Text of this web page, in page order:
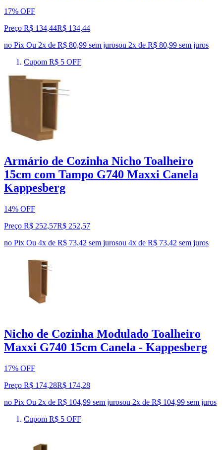
17% OFF
Preço R$ 134,44R$ 134,44
no Pix Ou 2x de R$ 80,99 sem jurosou 2x de R$ 80,99 sem juros
Cupom R$ 5 OFF
Armário de Cozinha Nicho Toalheiro
15cm com Tampo G740 Maxxi Canela
Kappesberg
14% OFF
Preço R$ 252,57R$ 252,57
no Pix Ou 4x de R$ 73,42 sem jurosou 4x de R$ 73,42 sem juros
Nicho de Cozinha Modulado Toalheiro
Maxxi G740 15cm Canela - Kappesberg
17% OFF
Preço R$ 174,28R$ 174,28
no Pix Ou 2x de R$ 104,99 sem jurosou 2x de R$ 104,99 sem juros
Cupom R$ 5 OFF